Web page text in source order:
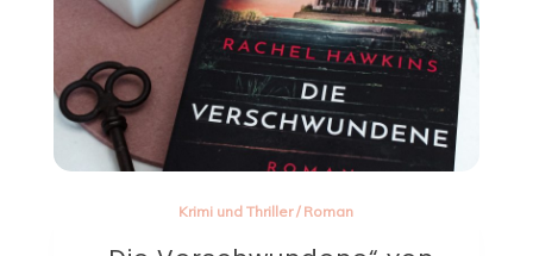
Krimi und Thriller/ Roman